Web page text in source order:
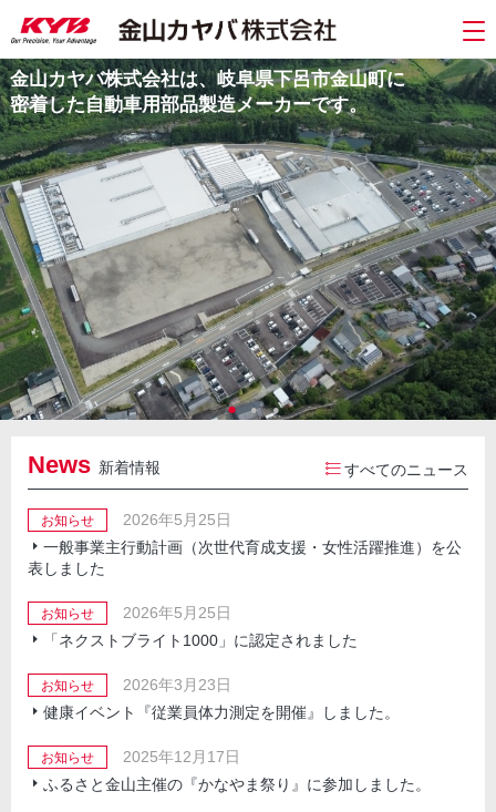
金山カヤバ株式会社は、岐阜県下呂市金山町に
密着した自動車用部品製造メーカーです。
News 新着情報 すべてのニュース
お知らせ
2026年5月25日
一般事業主行動計画（次世代育成支援・女性活躍推進）を公
表しました
お知らせ
2026年5月25日
「ネクストブライト1000」に認定されました
お知らせ
2026年3月23日
健康イベント『従業員体力測定を開催』しました。
お知らせ
2025年12月17日
ふるさと金山主催の『かなやま祭り』に参加しました。